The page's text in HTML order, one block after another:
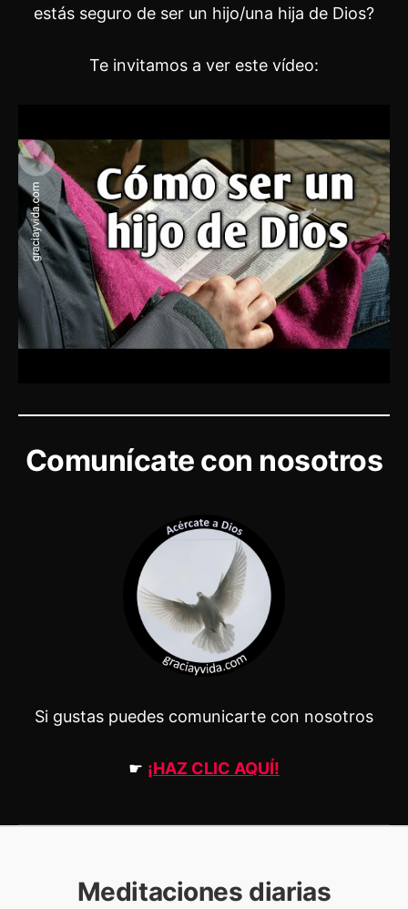
estás seguro de ser un hijo/una hija de Dios?
Te invitamos a ver este vídeo:
Comunícate con nosotros
Si gustas puedes comunicarte con nosotros
☛ ¡HAZ CLIC AQUÍ!
Meditaciones diarias